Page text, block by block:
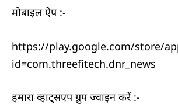
मोबाइल ऐप :-
https://play.google.com/store/
id=com.threefitech.dnr_news
हमारा व्हाट्सएप ग्रुप ज्वाइन करें :-